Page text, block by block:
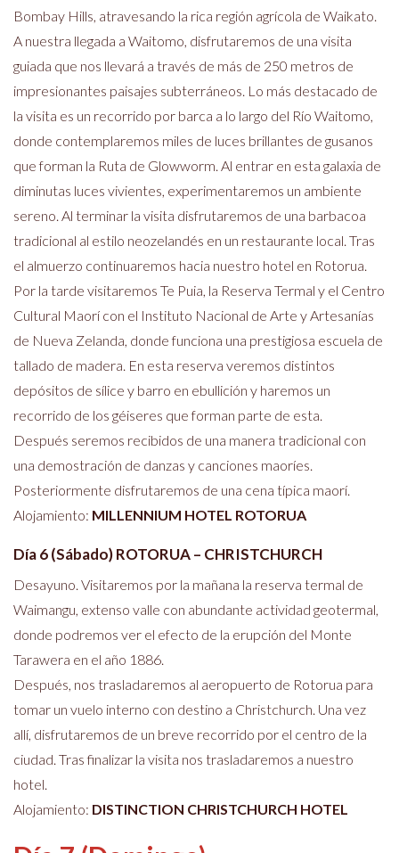
Bombay Hills, atravesando la rica región agrícola de Waikato.
A nuestra llegada a Waitomo, disfrutaremos de una visita
guiada que nos llevará a través de más de 250 metros de
impresionantes paisajes subterráneos. Lo más destacado de
la visita es un recorrido por barca a lo largo del Río Waitomo,
donde contemplaremos miles de luces brillantes de gusanos
que forman la Ruta de Glowworm. Al entrar en esta galaxia de
diminutas luces vivientes, experimentaremos un ambiente
sereno. Al terminar la visita disfrutaremos de una barbacoa
tradicional al estilo neozelandés en un restaurante local. Tras
el almuerzo continuaremos hacia nuestro hotel en Rotorua.
Por la tarde visitaremos Te Puia, la Reserva Termal y el Centro
Cultural Maorí con el Instituto Nacional de Arte y Artesanías
de Nueva Zelanda, donde funciona una prestigiosa escuela de
tallado de madera. En esta reserva veremos distintos
depósitos de sílice y barro en ebullición y haremos un
recorrido de los géiseres que forman parte de esta.
Después seremos recibidos de una manera tradicional con
una demostración de danzas y canciones maoríes.
Posteriormente disfrutaremos de una cena típica maorí.
Alojamiento: MILLENNIUM HOTEL ROTORUA
Día 6 (Sábado) ROTORUA – CHRISTCHURCH
Desayuno. Visitaremos por la mañana la reserva termal de
Waimangu, extenso valle con abundante actividad geotermal,
donde podremos ver el efecto de la erupción del Monte
Tarawera en el año 1886.
Después, nos trasladaremos al aeropuerto de Rotorua para
tomar un vuelo interno con destino a Christchurch. Una vez
allí, disfrutaremos de un breve recorrido por el centro de la
ciudad. Tras finalizar la visita nos trasladaremos a nuestro
hotel.
Alojamiento: DISTINCTION CHRISTCHURCH HOTEL